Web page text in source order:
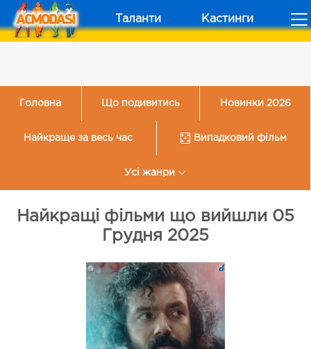
Таланти Кастинги
Головна Що подивитись Новинки 2026
Найкраще за весь час Випадковий фільм
Усі жанри
Найкращі фільми що вийшли 05
Грудня 2025